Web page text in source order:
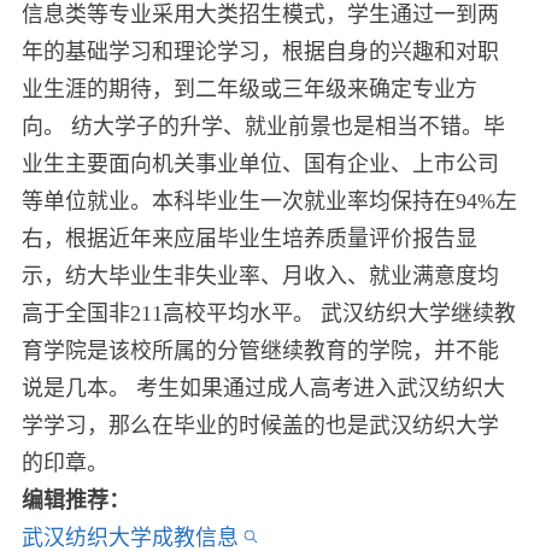
信息类等专业采用大类招生模式，学生通过一到两
年的基础学习和理论学习，根据自身的兴趣和对职
业生涯的期待，到二年级或三年级来确定专业方
向。 纺大学子的升学、就业前景也是相当不错。毕
业生主要面向机关事业单位、国有企业、上市公司
等单位就业。本科毕业生一次就业率均保持在94%左
右，根据近年来应届毕业生培养质量评价报告显
示，纺大毕业生非失业率、月收入、就业满意度均
高于全国非211高校平均水平。 武汉纺织大学继续教
育学院是该校所属的分管继续教育的学院，并不能
说是几本。 考生如果通过成人高考进入武汉纺织大
学学习，那么在毕业的时候盖的也是武汉纺织大学
的印章。
编辑推荐：
武汉纺织大学成教信息